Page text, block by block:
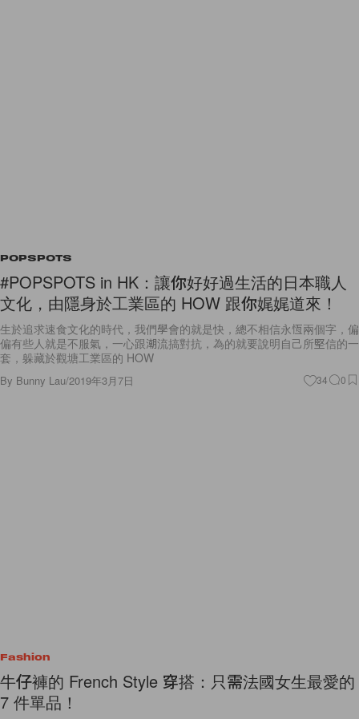
POPSPOTS
#POPSPOTS in HK：讓你好好過生活的日本職人
文化，由隱身於工業區的 HOW 跟你娓娓道來！
生於追求速食文化的時代，我們學會的就是快，總不相信永恆兩個字，偏
偏有些人就是不服氣，一心跟潮流搞對抗，為的就要說明自己所堅信的一
套，躲藏於觀塘工業區的 HOW
By Bunny Lau/2019年3月7日 34 0
Fashion
牛仔褲的 French Style 穿搭：只需法國女生最愛的
7 件單品！